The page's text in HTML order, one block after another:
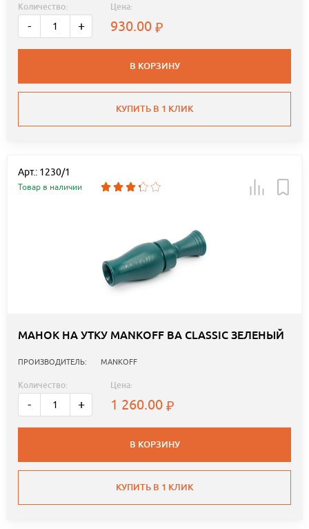
Количество:
- +
Цена:
930.00
В КОРЗИНУ
КУПИТЬ В 1 КЛИК
Арт.: 1230/1
Товар в наличии
МАНОК НА УТКУ MANKOFF BA CLASSIC ЗЕЛЕНЫЙ
ПРОИЗВОДИТЕЛЬ: MANKOFF
Количество:
- +
Цена:
1 260.00
В КОРЗИНУ
КУПИТЬ В 1 КЛИК